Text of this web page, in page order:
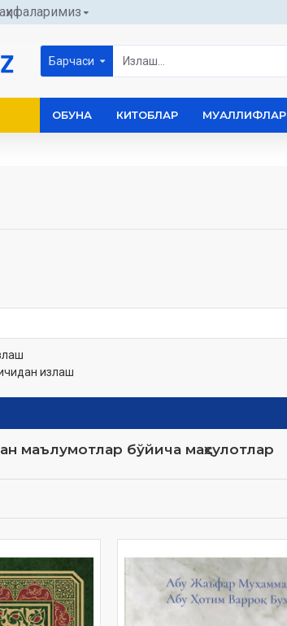
Барчаси
ОБУНА КИТОБЛАР МУАЛЛИФЛАР
излаш
маълумотлар бўйича маҳсулотлар